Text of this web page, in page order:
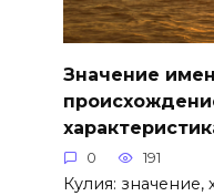
Значение
0 191
Кулия: значение,